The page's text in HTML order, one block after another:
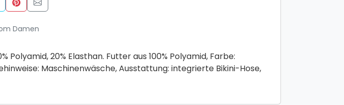
Damen
20% Elasthan. Futter aus 100% Polyamid, Farbe:
Maschinenwäsche, Ausstattung: integrierte Bikini-Hose,